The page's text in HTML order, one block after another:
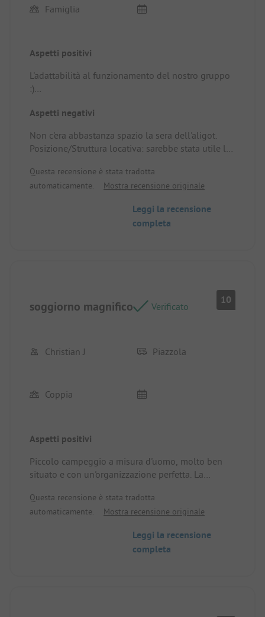
Famiglia
Aspetti positivi
L'adattabilità al funzionamento del nostro gruppo
:)
eccellente e tutto funziona bene all'interno.
Aspetti negativi
Non c'era abbastanza spazio la sera dell'aligot.
Posizione/Struttura locativa: sarebbe stata utile la
bambino.
Questa recensione è stata tradotta
automaticamente.
Mostra recensione originale
Leggi la recensione
completa
soggiorno magnifico Verificato
10
Christian J Piazzola
Coppia
Aspetti positivi
Piccolo campeggio a misura d'uomo, molto ben
situato e con un'organizzazione perfetta. La
bellissima posizione.
Questa recensione è stata tradotta
automaticamente.
Mostra recensione originale
Leggi la recensione
completa